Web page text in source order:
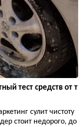
тест средств от т
сулит чистоту
стоит недорого, до